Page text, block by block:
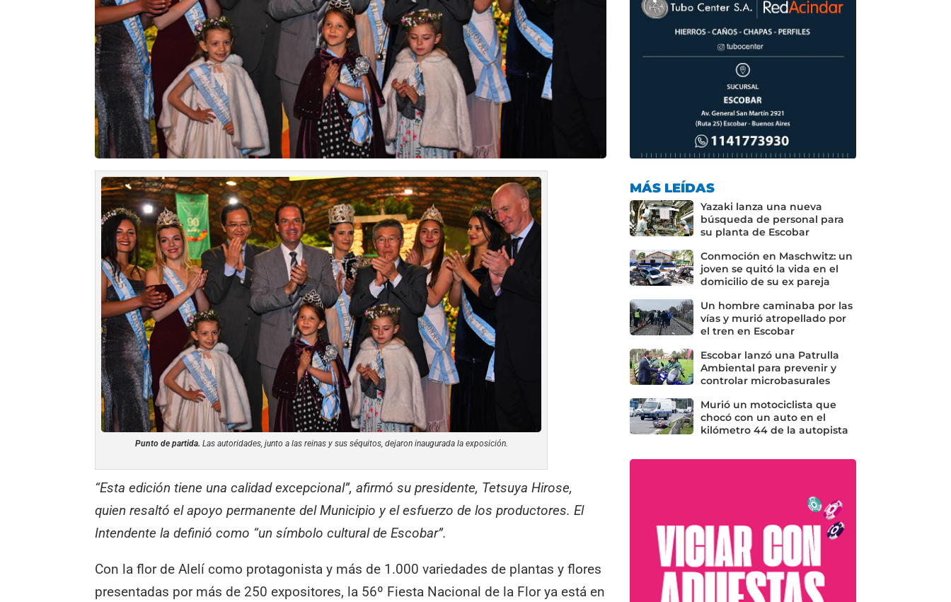
Punto de partida. Las autoridades, junto a las reinas y sus séquitos, dejaron inaugurada la exposición.
“Esta edición tiene una calidad excepcional”, afirmó su presidente, Tetsuya Hirose,
quien resaltó el apoyo permanente del Municipio y el esfuerzo de los productores. El
Intendente la definió como “un símbolo cultural de Escobar”.
Con la flor de Alelí como protagonista y más de 1.000 variedades de plantas y flores
presentadas por más de 250 expositores, la 56º Fiesta Nacional de la Flor ya está en
MÁS LEÍDAS
Yazaki lanza una nueva
búsqueda de personal para
su planta de Escobar
Conmoción en Maschwitz: un
joven se quitó la vida en el
domicilio de su ex pareja
Un hombre caminaba por las
vías y murió atropellado por
el tren en Escobar
Escobar lanzó una Patrulla
Ambiental para prevenir y
controlar microbasurales
Murió un motociclista que
chocó con un auto en el
kilómetro 44 de la autopista